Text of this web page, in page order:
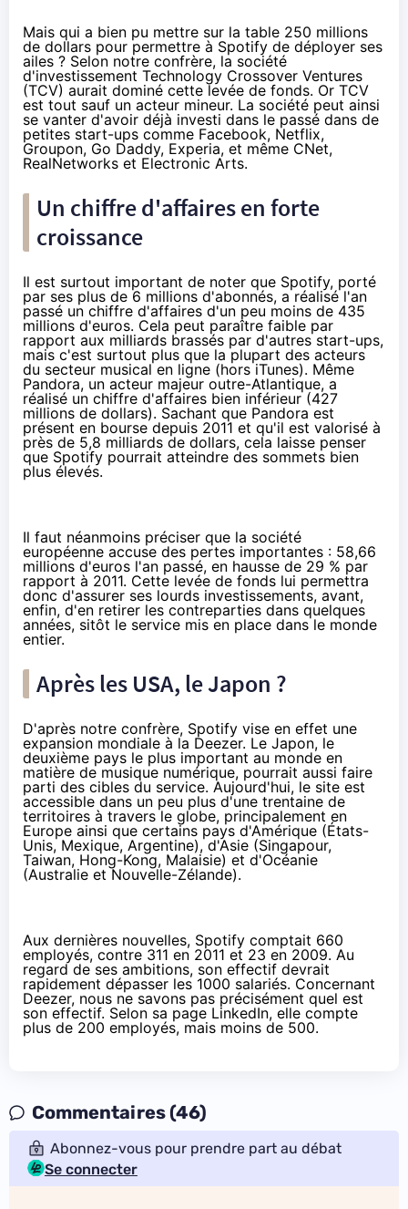
Mais qui a bien pu mettre sur la table 250 millions
de dollars pour permettre à Spotify de déployer ses
ailes ? Selon notre confrère, la société
d'investissement Technology Crossover Ventures
(TCV) aurait dominé cette levée de fonds. Or TCV
est tout sauf un acteur mineur. La société peut ainsi
se vanter d'avoir déjà investi dans le passé dans de
petites start-ups comme Facebook, Netflix,
Groupon, Go Daddy, Experia, et même CNet,
RealNetworks et Electronic Arts.
Un chiffre d'affaires en forte
croissance
Il est surtout important de noter que Spotify, porté
par ses plus de 6 millions d'abonnés, a réalisé l'an
passé un chiffre d'affaires d'un peu moins de 435
millions d'euros. Cela peut paraître faible par
rapport aux milliards brassés par d'autres start-ups,
mais c'est surtout plus que la plupart des acteurs
du secteur musical en ligne (hors iTunes). Même
Pandora, un acteur majeur outre-Atlantique, a
réalisé un chiffre d'affaires bien inférieur (427
millions de dollars). Sachant que Pandora est
présent en bourse depuis 2011 et qu'il est valorisé à
près de 5,8 milliards de dollars, cela laisse penser
que Spotify pourrait atteindre des sommets bien
plus élevés.
Il faut néanmoins préciser que la société
européenne accuse des pertes importantes : 58,66
millions d'euros l'an passé, en hausse de 29 % par
rapport à 2011. Cette levée de fonds lui permettra
donc d'assurer ses lourds investissements, avant,
enfin, d'en retirer les contreparties dans quelques
années, sitôt le service mis en place dans le monde
entier.
Après les USA, le Japon ?
D'après notre confrère, Spotify vise en effet une
expansion mondiale à la Deezer. Le Japon, le
deuxième pays le plus important au monde en
matière de musique numérique, pourrait aussi faire
parti des cibles du service. Aujourd'hui, le site est
accessible dans un peu plus d'une trentaine de
territoires à travers le globe, principalement en
Europe ainsi que certains pays d'Amérique (États-
Unis, Mexique, Argentine), d'Asie (Singapour,
Taiwan, Hong-Kong, Malaisie) et d'Océanie
(Australie et Nouvelle-Zélande).
Aux dernières nouvelles, Spotify comptait 660
employés, contre 311 en 2011 et 23 en 2009. Au
regard de ses ambitions, son effectif devrait
rapidement dépasser les 1000 salariés. Concernant
Deezer, nous ne savons pas précisément quel est
son effectif. Selon sa page LinkedIn, elle compte
plus de 200 employés, mais moins de 500.
Commentaires (46)
Abonnez-vous pour prendre part au débat
Se connecter